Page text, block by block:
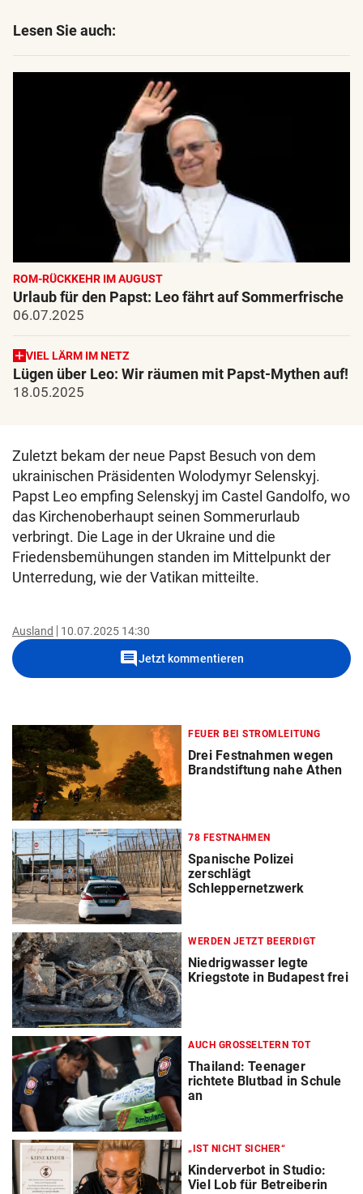
Lesen Sie auch:
ROM-RÜCKKEHR IM AUGUST
Urlaub für den Papst: Leo fährt auf Sommerfrische
06.07.2025
VIEL LÄRM IM NETZ
Lügen über Leo: Wir räumen mit Papst-Mythen auf!
18.05.2025
Zuletzt bekam der neue Papst Besuch von dem
ukrainischen Präsidenten Wolodymyr Selenskyj.
Papst Leo empfing Selenskyj im Castel Gandolfo, wo
das Kirchenoberhaupt seinen Sommerurlaub
verbringt. Die Lage in der Ukraine und die
Friedensbemühungen standen im Mittelpunkt der
Unterredung, wie der Vatikan mitteilte.
Ausland 10.07.2025 14:30
commentJetzt kommentieren
FEUER BEI STROMLEITUNG
Drei Festnahmen wegen
Brandstiftung nahe Athen
78 FESTNAHMEN
Spanische Polizei
zerschlägt
Schleppernetzwerk
WERDEN JETZT BEERDIGT
Niedrigwasser legte
Kriegstote in Budapest frei
AUCH GROSSELTERN TOT
Thailand: Teenager
richtete Blutbad in Schule
an
„IST NICHT SICHER“
Kinderverbot in Studio:
Viel Lob für Betreiberin